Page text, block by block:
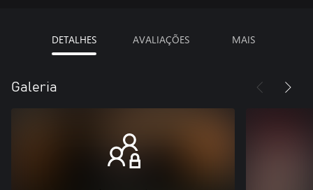
DETALHES AVALIAÇÕES MAIS
Galeria